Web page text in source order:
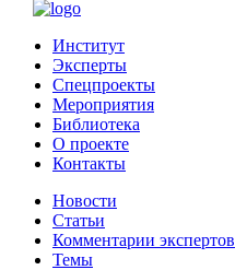
Институт
Эксперты
Спецпроекты
Мероприятия
Библиотека
О проекте
Контакты
Новости
Статьи
Комментарии экспертов
Темы